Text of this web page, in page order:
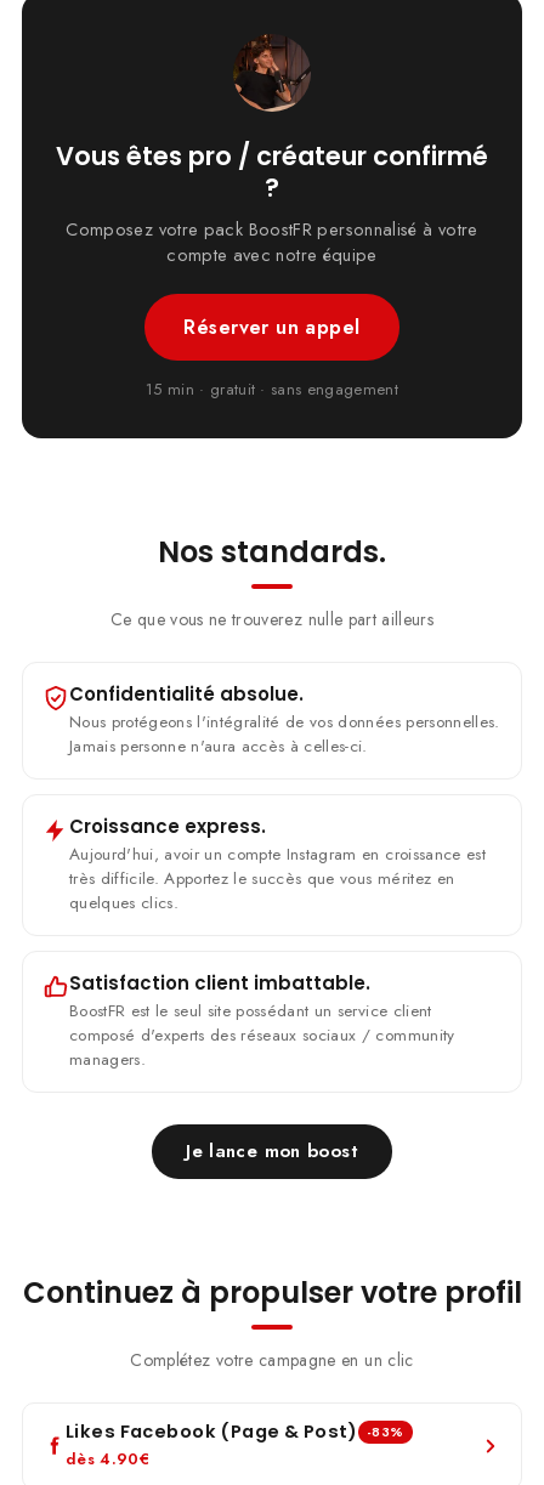
Vous êtes pro / créateur confirmé
?
Composez votre pack BoostFR personnalisé à votre
compte avec notre équipe
Réserver un appel
15 min · gratuit · sans engagement
Nos standards.
Ce que vous ne trouverez nulle part ailleurs
Confidentialité absolue.
Nous protégeons l'intégralité de vos données personnelles.
Jamais personne n'aura accès à celles-ci.
Croissance express.
Aujourd'hui, avoir un compte Instagram en croissance est
très difficile. Apportez le succès que vous méritez en
quelques clics.
Satisfaction client imbattable.
BoostFR est le seul site possédant un service client
composé d'experts des réseaux sociaux / community
managers.
Je lance mon boost
Continuez à propulser votre profil
Complétez votre campagne en un clic
Likes Facebook (Page & Post) -83%
dès4.90€